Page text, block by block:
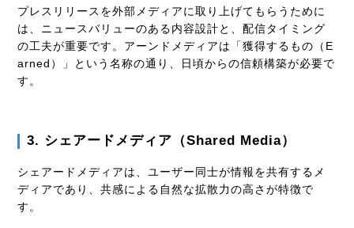
プレスリリースを外部メディアに取り上げてもらうために
は、ニュースバリューのある内容設計と、配信タイミング
の工夫が重要です。アーンドメディアは「獲得するもの（E
arned）」という名称の通り、日頃からの信頼構築が必要で
す。
3. シェアードメディア（Shared Media）
シェアードメディアは、ユーザー同士が情報を共有するメ
ディアであり、共感による自然な拡散力の高さが特徴で
す。